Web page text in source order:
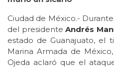
Ciudad de México.-
del presidenteAndrés
estado de Guanajuato, el
Marina Armada de
Ojeda aclaró que el